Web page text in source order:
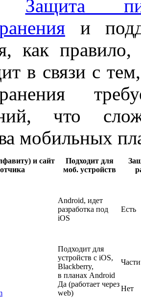
Защита
и
как
в связи с
что
мобильных
и сайт
Подходит для
моб. устройств
Android, идет
разработка под
iOS
Есть
Подходит для
устройств с iOS,
Blackberry,
в планах Android
Да (работает через
web)
Нет